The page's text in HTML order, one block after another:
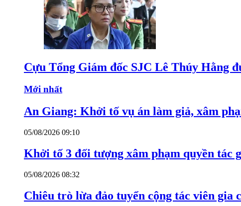
Cựu Tổng Giám đốc SJC Lê Thúy Hằng
Mới nhất
An Giang: Khởi tố vụ án làm giả, xâm
05/08/2026 09:10
Khởi tố 3 đối tượng xâm phạm quyền tác
05/08/2026 08:32
Chiêu trò lừa đảo tuyển cộng tác viên gia